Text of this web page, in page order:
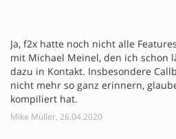
Ja, f2x hatte noch nicht alle
mit Michael Meinel, den ich schon
dazu in Kontakt. Insbesondere
nicht mehr so ganz erinnern,
kompiliert hat.
Mike Müller, 26.04.2020